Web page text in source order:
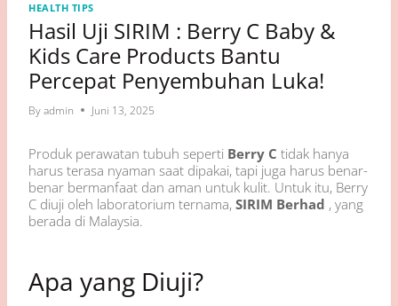
HEALTH TIPS
Hasil Uji SIRIM : Berry C Baby &
Kids Care Products Bantu
Percepat Penyembuhan Luka!
Byadmin Juni 13, 2025
Produk perawatan tubuh seperti Berry C tidak hanya
harus terasa nyaman saat dipakai, tapi juga harus benar-
benar bermanfaat dan aman untuk kulit. Untuk itu, Berry
C diuji oleh laboratorium ternama, SIRIM Berhad , yang
berada di Malaysia.
Apa yang Diuji?